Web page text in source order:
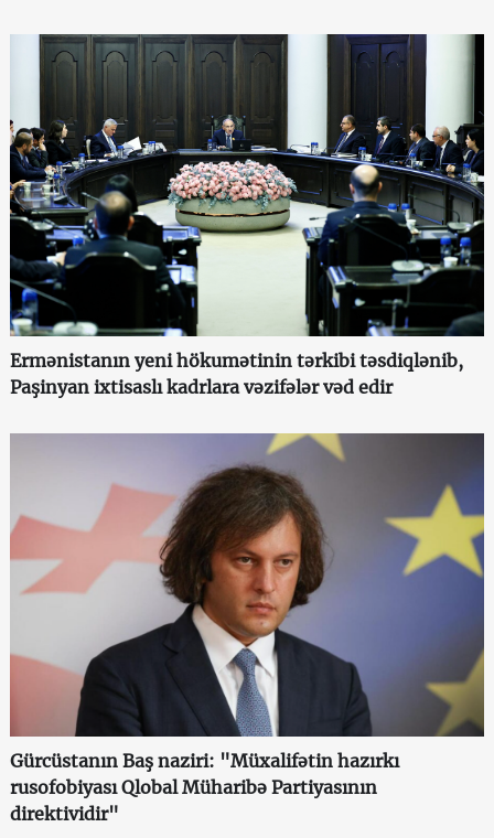
Ermənistanın yeni hökumətinin tərkibi təsdiqlənib,
Paşinyan ixtisaslı kadrlara vəzifələr vəd edir
Gürcüstanın Baş naziri: "Müxalifətin hazırkı
rusofobiyası Qlobal Müharibə Partiyasının
direktividir"